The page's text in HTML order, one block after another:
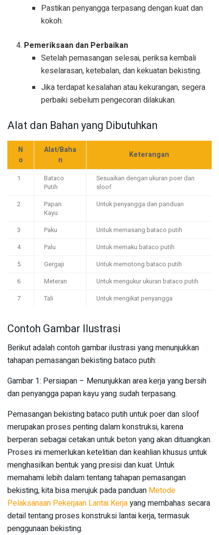
Pastikan penyangga terpasang dengan kuat dan
kokoh.
Pemeriksaan dan Perbaikan
Setelah pemasangan selesai, periksa kembali
keselarasan, ketebalan, dan kekuatan bekisting.
Jika terdapat kesalahan atau kekurangan, segera
perbaiki sebelum pengecoran dilakukan.
Alat dan Bahan yang Dibutuhkan
N
o
Alat/Baha
n
Keterangan
1
Bataco
Putih
Sesuaikan dengan ukuran poer dan
sloof
2
Papan
Kayu
Untuk penyangga dan panduan
3 Paku
Untuk memasang bataco putih
4
Palu
Untuk memaku bataco putih
5
Gergaji
Untuk memotong bataco putih
6
Meteran
Untuk mengukur ukuran bataco putih
7
Tali Untuk mengikat penyangga
Contoh Gambar Ilustrasi
Berikut adalah contoh gambar ilustrasi yang menunjukkan
tahapan pemasangan bekisting bataco putih:
Gambar 1: Persiapan – Menunjukkan area kerja yang bersih
dan penyangga papan kayu yang sudah terpasang.
Pemasangan bekisting bataco putih untuk poer dan sloof
merupakan proses penting dalam konstruksi, karena
berperan sebagai cetakan untuk beton yang akan dituangkan.
Proses ini memerlukan ketelitian dan keahlian khusus untuk
menghasilkan bentuk yang presisi dan kuat. Untuk
memahami lebih dalam tentang tahapan pemasangan
bekisting, kita bisa merujuk pada panduan Metode
Pelaksanaan Pekerjaan Lantai Kerjayang membahas secara
detail tentang proses konstruksi lantai kerja, termasuk
penggunaan bekisting.